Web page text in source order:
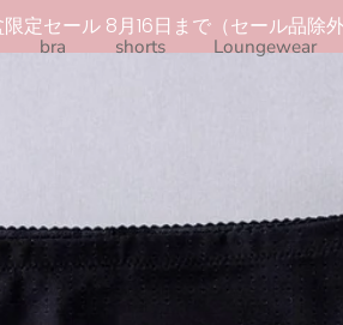
ル 8月16日まで（セール品除外）
bra shorts Loungewear